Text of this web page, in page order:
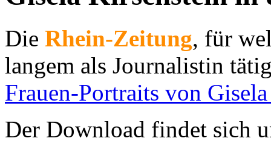
Die Rhein-Zeitung, für
langem als Journalistin
Frauen-Portraits von
Der Download findet sich